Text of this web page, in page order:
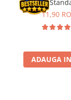
Puzzle 60 piese
Puzzle 30 piese
Puzzle 120 piese
Sleeves
Transparent
11,90
ADAUGA